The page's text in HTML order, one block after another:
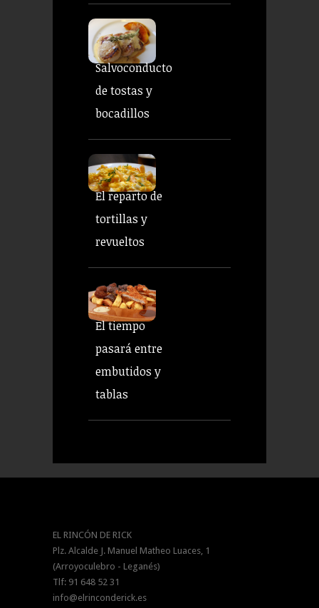
Salvoconducto
de tostas y
bocadillos
El reparto de
tortillas y
revueltos
El tiempo
pasará entre
embutidos y
tablas
EL RINCÓN DE RICK
Plz. Alcalde J. Manuel Matheo Luaces, 1
(Arroyoculebro - Leganés)
Tlf: 91 648 52 31
info@elrinconderick.es